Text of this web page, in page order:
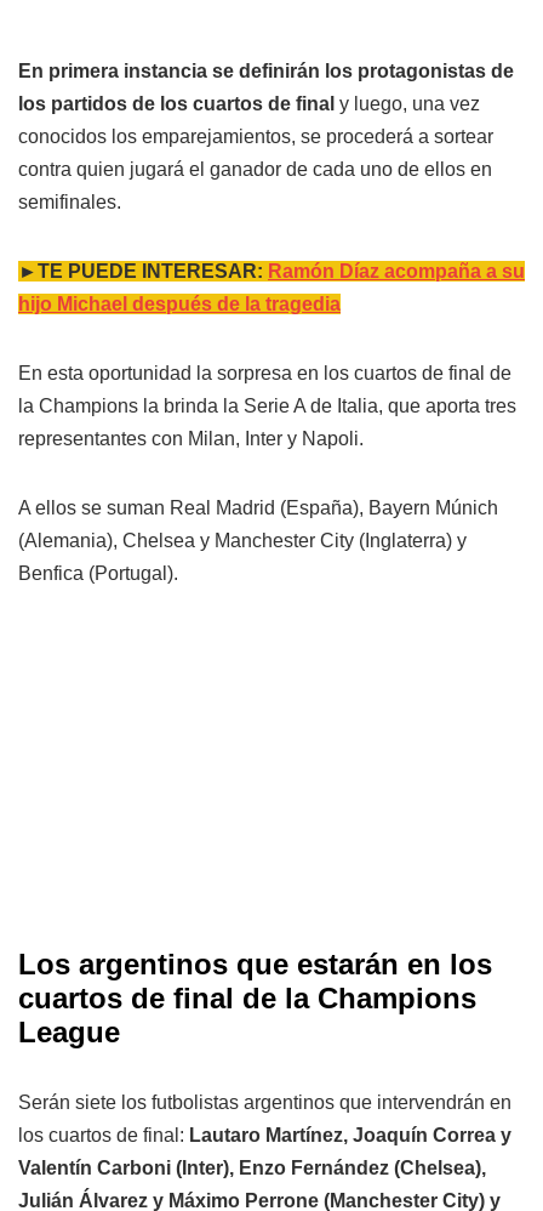
En primera instancia se definirán los protagonistas de
los partidos de los cuartos de final y luego, una vez
conocidos los emparejamientos, se procederá a sortear
contra quien jugará el ganador de cada uno de ellos en
semifinales.
►TE PUEDE INTERESAR: Ramón Díaz acompaña a su
hijo Michael después de la tragedia
En esta oportunidad la sorpresa en los cuartos de final de
la Champions la brinda la Serie A de Italia, que aporta tres
representantes con Milan, Inter y Napoli.
A ellos se suman Real Madrid (España), Bayern Múnich
(Alemania), Chelsea y Manchester City (Inglaterra) y
Benfica (Portugal).
Los argentinos que estarán en los
cuartos de final de la Champions
League
Serán siete los futbolistas argentinos que intervendrán en
los cuartos de final: Lautaro Martínez, Joaquín Correa y
Valentín Carboni (Inter), Enzo Fernández (Chelsea),
Julián Álvarez y Máximo Perrone (Manchester City) y